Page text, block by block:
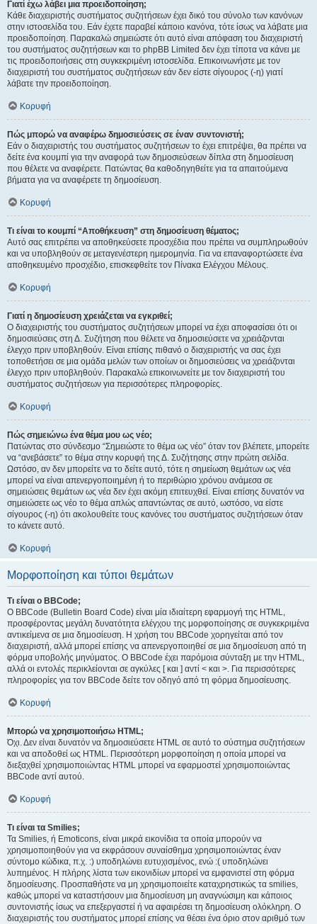
Γιατί έχω λάβει μια προειδοποίηση;
Κάθε διαχειριστής συστήματος συζητήσεων έχει δικό του σύνολο των κανόνων
στην ιστοσελίδα του. Εάν έχετε παραβεί κάποιο κανόνα, τότε ίσως να λάβατε μια
προειδοποίηση. Παρακαλώ σημειώστε ότι αυτό είναι απόφαση του διαχειριστή
του συστήματος συζητήσεων και το phpBB Limited δεν έχει τίποτα να κάνει με
τις προειδοποιήσεις στη συγκεκριμένη ιστοσελίδα. Επικοινωνήστε με τον
διαχειριστή του συστήματος συζητήσεων εάν δεν είστε σίγουρος (-η) γιατί
λάβατε την προειδοποίηση.
Κορυφή
Πώς μπορώ να αναφέρω δημοσιεύσεις σε έναν συντονιστή;
Εάν ο διαχειριστής του συστήματος συζητήσεων το έχει επιτρέψει, θα πρέπει να
δείτε ένα κουμπί για την αναφορά των δημοσιεύσεων δίπλα στη δημοσίευση
που θέλετε να αναφέρετε. Πατώντας θα καθοδηγηθείτε για τα απαιτούμενα
βήματα για να αναφέρετε τη δημοσίευση.
Κορυφή
Τι είναι το κουμπί “Αποθήκευση” στη δημοσίευση θέματος;
Αυτό σας επιτρέπει να αποθηκεύσετε προσχέδια που πρέπει να συμπληρωθούν
και να υποβληθούν σε μεταγενέστερη ημερομηνία. Για να επαναφορτώσετε ένα
αποθηκευμένο προσχέδιο, επισκεφθείτε τον Πίνακα Ελέγχου Μέλους.
Κορυφή
Γιατί η δημοσίευση χρειάζεται να εγκριθεί;
Ο διαχειριστής του συστήματος συζητήσεων μπορεί να έχει αποφασίσει ότι οι
δημοσιεύσεις στη Δ. Συζήτηση που θέλετε να δημοσιεύσετε να χρειάζονται
έλεγχο πριν υποβληθούν. Είναι επίσης πιθανό ο διαχειριστής να σας έχει
τοποθετήσει σε μια ομάδα μελών των οποίων οι δημοσιεύσεις να χρειάζονται
έλεγχο πριν υποβληθούν. Παρακαλώ επικοινωνείτε με τον διαχειριστή του
συστήματος συζητήσεων για περισσότερες πληροφορίες.
Κορυφή
Πώς σημειώνω ένα θέμα μου ως νέο;
Πατώντας στο σύνδεσμο “Σημειώστε το θέμα ως νέο” όταν τον βλέπετε, μπορείτε
να “ανεβάσετε” το θέμα στην κορυφή της Δ. Συζήτησης στην πρώτη σελίδα.
Ωστόσο, αν δεν μπορείτε να το δείτε αυτό, τότε η σημείωση θεμάτων ως νέα
μπορεί να είναι απενεργοποιημένη ή το περιθώριο χρόνου ανάμεσα σε
σημειώσεις θεμάτων ως νέα δεν έχει ακόμη επιτευχθεί. Είναι επίσης δυνατόν να
σημειώσετε ως νέο το θέμα απλώς απαντώντας σε αυτό, ωστόσο, να είστε
σίγουρος (-η) ότι ακολουθείτε τους κανόνες του συστήματος συζητήσεων όταν
το κάνετε αυτό.
Κορυφή
Μορφοποίηση και τύποι θεμάτων
Τι είναι ο BBCode;
Ο BBCode (Bulletin Board Code) είναι μία ιδιαίτερη εφαρμογή της HTML,
προσφέροντας μεγάλη δυνατότητα ελέγχου της μορφοποίησης σε συγκεκριμένα
αντικείμενα σε μια δημοσίευση. Η χρήση του BBCode χορηγείται από τον
διαχειριστή, αλλά μπορεί επίσης να απενεργοποιηθεί σε μια δημοσίευση από τη
φόρμα υποβολής μηνύματος. Ο BBCode έχει παρόμοια σύνταξη με την HTML,
αλλά οι εντολές περικλείονται σε αγκύλες [ και ] αντί < και >. Για περισσότερες
πληροφορίες για τον BBCode δείτε τον οδηγό από τη φόρμα δημοσίευσης.
Κορυφή
Μπορώ να χρησιμοποιήσω HTML;
Όχι. Δεν είναι δυνατόν να δημοσιεύσετε HTML σε αυτό το σύστημα συζητήσεων
και να αποδοθεί ως HTML. Περισσότερη μορφοποίηση η οποία μπορεί να
διεξαχθεί χρησιμοποιώντας HTML μπορεί να εφαρμοστεί χρησιμοποιώντας
BBCode αντί αυτού.
Κορυφή
Τι είναι τα Smilies;
Τα Smilies, ή Emoticons, είναι μικρά εικονίδια τα οποία μπορούν να
χρησιμοποιηθούν για να εκφράσουν συναίσθημα χρησιμοποιώντας έναν
σύντομο κώδικα, π.χ. :) υποδηλώνει ευτυχισμένος, ενώ :( υποδηλώνει
λυπημένος. Η πλήρης λίστα των εικονιδίων μπορεί να εμφανιστεί στη φόρμα
δημοσίευσης. Προσπαθήστε να μη χρησιμοποιείτε καταχρηστικώς τα smilies,
καθώς μπορεί να καταστήσουν μια δημοσίευση μη αναγνώσιμη και κάποιος
συντονιστής ίσως να επεξεργαστεί ή να αφαιρέσει τη δημοσίευση ολόκληρη. Ο
διαχειριστής του συστήματος μπορεί επίσης να θέσει ένα όριο στον αριθμό των